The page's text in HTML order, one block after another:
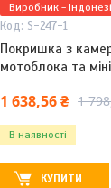
Виробник -
S-247-1
Покришка з
мотоблока та
1 638,56 ₴ 1
В наявності
КУПИТИ